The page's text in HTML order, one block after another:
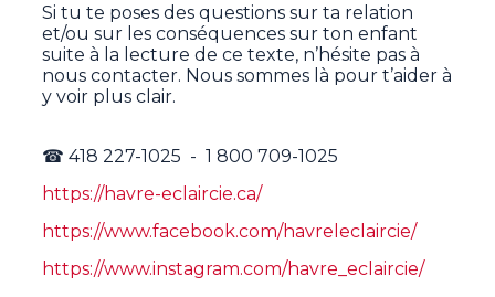
Si tu te poses des questions sur ta relation
et/ou sur les conséquences sur ton enfant
suite à la lecture de ce texte, n’hésite pas à
nous contacter. Nous sommes là pour t’aider à
y voir plus clair.
☎ 418 227-1025 - 1 800 709-1025
https://havre-eclaircie.ca/
https://www.facebook.com/havreleclaircie/
https://www.instagram.com/havre_eclaircie/